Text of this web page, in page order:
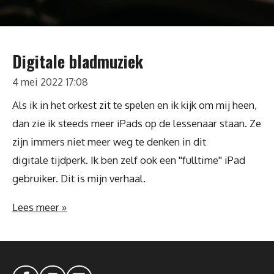
Digitale bladmuziek
4 mei 2022 17:08
Als ik in het orkest zit te spelen en ik kijk om mij heen,
dan zie ik steeds meer iPads op de lessenaar staan. Ze
zijn immers niet meer weg te denken in dit
digitale tijdperk. Ik ben zelf ook een ''fulltime'' iPad
gebruiker. Dit is mijn verhaal.
Lees meer »